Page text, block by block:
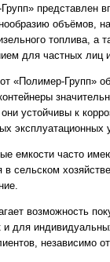
представлен
объёмов,
топлива, а
для частных лиц
«Полимер-Групп»
устойчивы к
эксплуатационных
емкости часто
сельском
возможность
и для
независимо